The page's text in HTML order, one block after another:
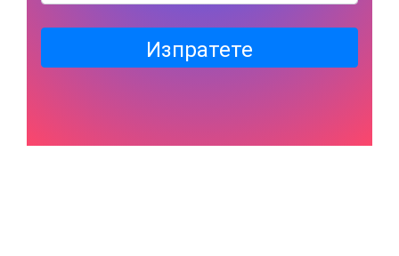
Изпратете